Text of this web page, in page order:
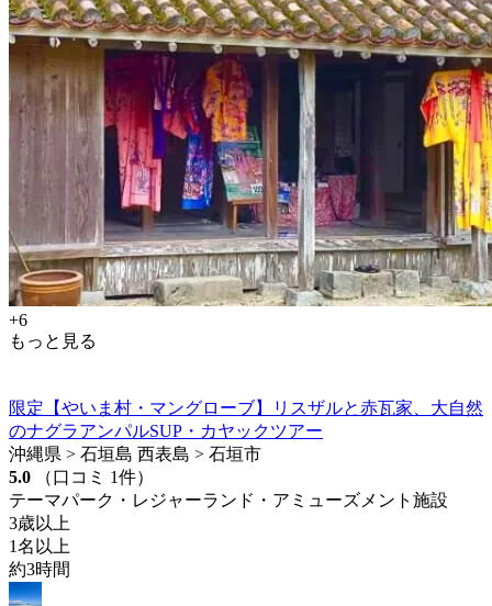
+6
もっと見る
限定【やいま村・マングローブ】リスザルと赤瓦家、大自然
のナグラアンパルSUP・カヤックツアー
沖縄県 > 石垣島 西表島 > 石垣市
5.0
（口コミ 1件）
テーマパーク・レジャーランド・アミューズメント施設
3歳以上
1名以上
約3時間